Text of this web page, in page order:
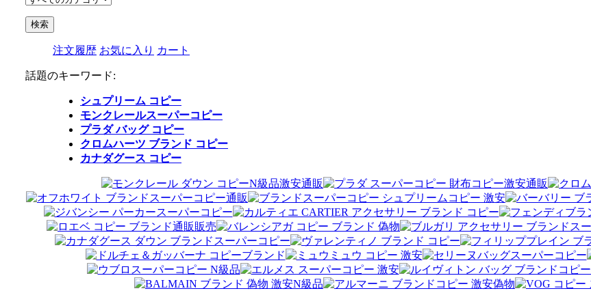
注文履歴 お気に入り カート
話題のキーワード:
シュプリーム コピー
モンクレールスーパーコピー
プラダ バッグ コピー
クロムハーツ ブランド コピー
カナダグース コピー